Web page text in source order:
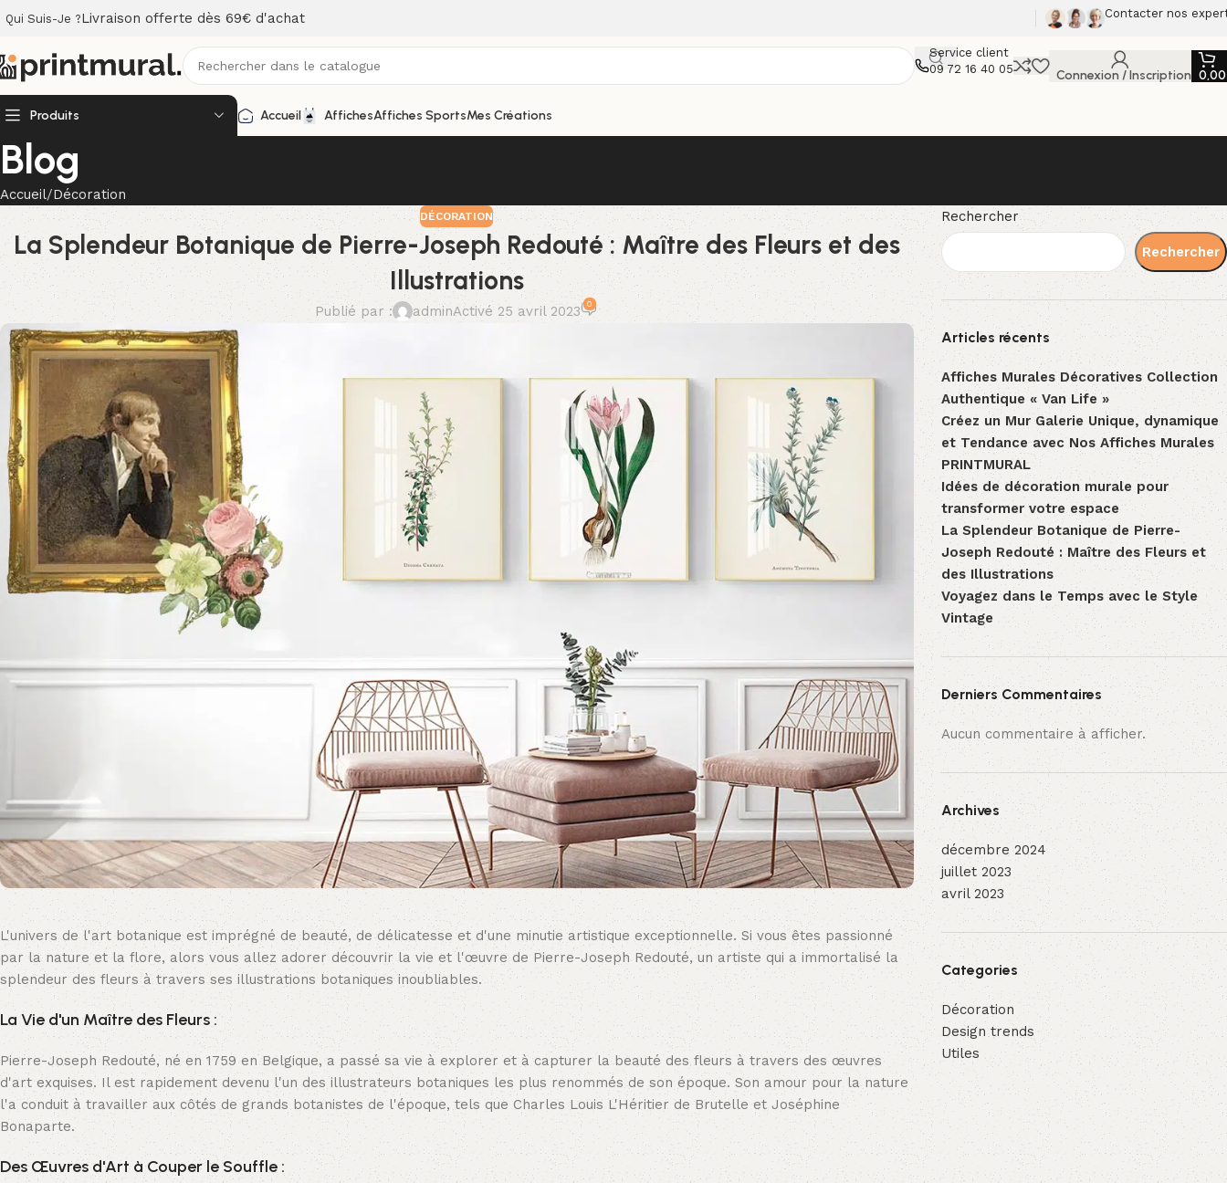
Qui Suis-Je ?Livraison offerte dès 69€ d'achat Contacter nos
Service client
09 72 16 40 05
Connexion / Inscription
Produits Accueil AffichesAffiches SportsMes Créations
Blog
Accueil Décoration
DÉCORATION
La Splendeur Botanique de Pierre-Joseph Redouté : Maître des Fleurs et des
Illustrations
Publié par : adminActivé 25 avril 2023 0
L'univers de l'art botanique est imprégné de beauté, de délicatesse et d'une minutie artistique exceptionnelle. Si vous êtes passionné
par la nature et la flore, alors vous allez adorer découvrir la vie et l'œuvre de Pierre-Joseph Redouté, un artiste qui a immortalisé la
splendeur des fleurs à travers ses illustrations botaniques inoubliables.
La Vie d'un Maître des Fleurs :
Pierre-Joseph Redouté, né en 1759 en Belgique, a passé sa vie à explorer et à capturer la beauté des fleurs à travers des œuvres
d'art exquises. Il est rapidement devenu l'un des illustrateurs botaniques les plus renommés de son époque. Son amour pour la nature
l'a conduit à travailler aux côtés de grands botanistes de l'époque, tels que Charles Louis L'Héritier de Brutelle et Joséphine
Bonaparte.
Des Œuvres d'Art à Couper le Souffle :
Rechercher
Rechercher
Articles récents
Affiches Murales Décoratives Collection
Authentique « Van Life »
Créez un Mur Galerie Unique, dynamique
et Tendance avec Nos Affiches Murales
PRINTMURAL
Idées de décoration murale pour
transformer votre espace
La Splendeur Botanique de Pierre-
Joseph Redouté : Maître des Fleurs et
des Illustrations
Voyagez dans le Temps avec le Style
Vintage
Derniers Commentaires
Aucun commentaire à afficher.
Archives
décembre 2024
juillet 2023
avril 2023
Categories
Décoration
Design trends
Utiles